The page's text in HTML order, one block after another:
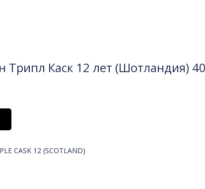
Трипл Каск 12 лет (Шотландия)
CASK 12 (SCOTLAND)